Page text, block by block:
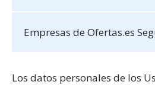
Empresas de Ofertas.es
Los datos personales de los